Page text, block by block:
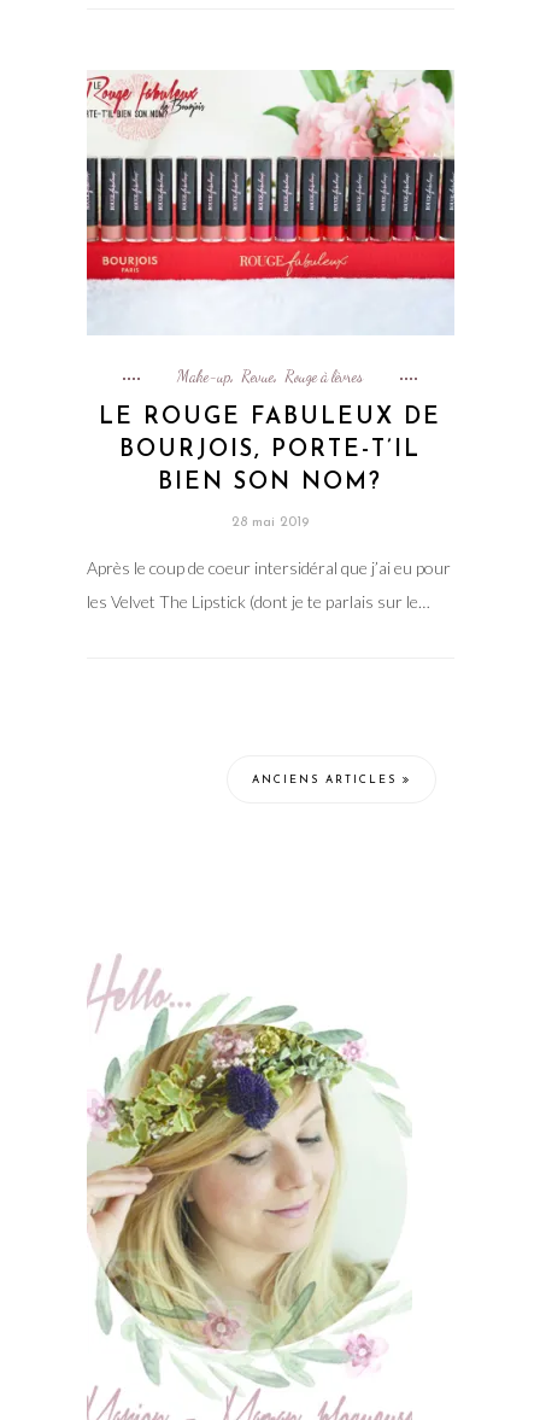
Make-up, Revue, Rouge à lèvres
LE ROUGE FABULEUX DE
BOURJOIS, PORTE-T’IL
BIEN SON NOM?
28 mai 2019
Après le coup de coeur intersidéral que j’ai eu pour
les Velvet The Lipstick (dont je te parlais sur le…
ANCIENS ARTICLES